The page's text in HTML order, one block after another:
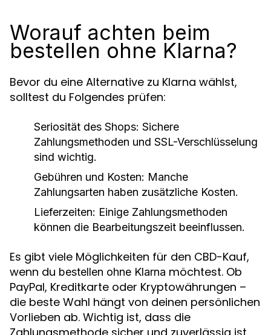
Worauf achten beim
bestellen ohne Klarna?
Bevor du eine Alternative zu Klarna wählst,
solltest du Folgendes prüfen:
Seriosität des Shops: Sichere
Zahlungsmethoden und SSL-Verschlüsselung
sind wichtig.
Gebühren und Kosten: Manche
Zahlungsarten haben zusätzliche Kosten.
Lieferzeiten: Einige Zahlungsmethoden
können die Bearbeitungszeit beeinflussen.
Es gibt viele Möglichkeiten für den CBD-Kauf,
wenn du bestellen ohne Klarna möchtest. Ob
PayPal, Kreditkarte oder Kryptowährungen –
die beste Wahl hängt von deinen persönlichen
Vorlieben ab. Wichtig ist, dass die